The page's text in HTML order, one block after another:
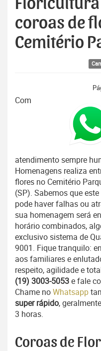
coroas de
Cemitério
Com
atendimento sempre
Homenagens realiza
flores no Cemitério
(SP). Sabemos que
pode haver falhas ou
sua homenagem será
horário combinados,
exclusivo sistema de
9001. Fique tranquilo:
aos familiares e
respeito, agilidade e
(19) 3003-5053e fale
Chame noWhatsapp
super rápido,
3 horas.
Coroas de